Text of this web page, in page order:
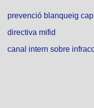
prevenció blanqueig
directiva mifid
canal intern sobre